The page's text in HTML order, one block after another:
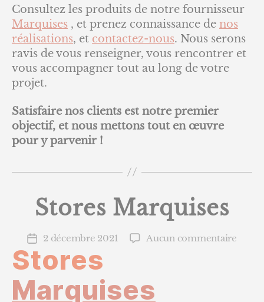
Consultez les produits de notre fournisseur
Marquises , et prenez connaissance de nos
réalisations, et contactez-nous. Nous serons
ravis de vous renseigner, vous rencontrer et
vous accompagner tout au long de votre
projet.
Satisfaire nos clients est notre premier
objectif, et nous mettons tout en œuvre
pour y parvenir !
Stores Marquises
Date
de
l’article
2 décembre 2021 Aucun commentairesur
Stores
Marquises